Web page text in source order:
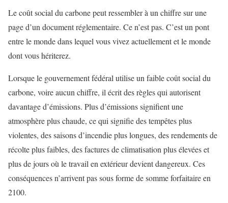
Le coût social du carbone peut ressembler à un chiffre sur une
page d’un document réglementaire. Ce n’est pas. C’est un pont
entre le monde dans lequel vous vivez actuellement et le monde
dont vous hériterez.
Lorsque le gouvernement fédéral utilise un faible coût social du
carbone, voire aucun chiffre, il écrit des règles qui autorisent
davantage d’émissions. Plus d’émissions signifient une
atmosphère plus chaude, ce qui signifie des tempêtes plus
violentes, des saisons d’incendie plus longues, des rendements de
récolte plus faibles, des factures de climatisation plus élevées et
plus de jours où le travail en extérieur devient dangereux. Ces
conséquences n’arrivent pas sous forme de somme forfaitaire en
2100.